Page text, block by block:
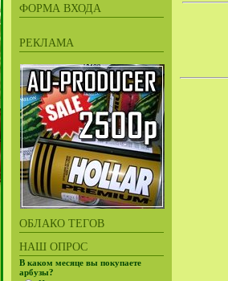
ФОРМА ВХОДА
РЕКЛАМА
ОБЛАКО ТЕГОВ
НАШ ОПРОС
В каком месяце вы покупаете
арбузы?